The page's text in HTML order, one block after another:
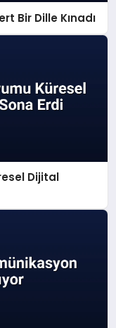
Bir Dille Kınadı
Dijital